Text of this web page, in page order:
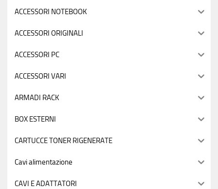
ACCESSORI NOTEBOOK
ACCESSORI ORIGINALI
ACCESSORI PC
ACCESSORI VARI
ARMADI RACK
BOX ESTERNI
CARTUCCE TONER RIGENERATE
Cavi alimentazione
CAVI E ADATTATORI